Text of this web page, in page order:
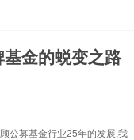
金的蜕变之路
公募基金行业25年的发展,我